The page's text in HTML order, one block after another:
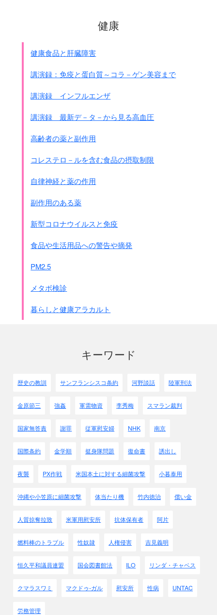
健康
健康食品と肝臓障害
講演録：免疫と蛋白質～コラ－ゲン美容まで
講演録 インフルエンザ
講演録 最新デ－タ－から見る高血圧
高齢者の薬と副作用
コレステロ－ルを含む食品の摂取制限
自律神経と薬の作用
副作用のある薬
新型コロナウイルスと免疫
食品や生活用品への警告や摘発
PM2.5
メタボ検診
暮らしと健康アラカルト
キーワード
歴史の教訓 サンフランシスコ条約 河野談話 陸軍刑法
金原節三 強姦 軍需物資 李秀梅 スマラン裁判
国家無答責 謝罪 従軍慰安婦 NHK 南京
国際条約 金学順 挺身隊問題 復命書 誘出し
夜襲 PX作戦 米国本土に対する細菌攻撃 小暮泰用
沖縄や小笠原に細菌攻撃 体当たり機 竹内徳治 償い金
人質掠奪拉致 米軍用慰安所 抗体保有者 阿片
燃料棒のトラブル 性奴隷 人権侵害 吉見義明
恒久平和議員連盟 国会図書館法 ILO リンダ・チャベス
クマラスワミ マクドゥ-ガル 慰安所 性病 UNTAC
労務管理